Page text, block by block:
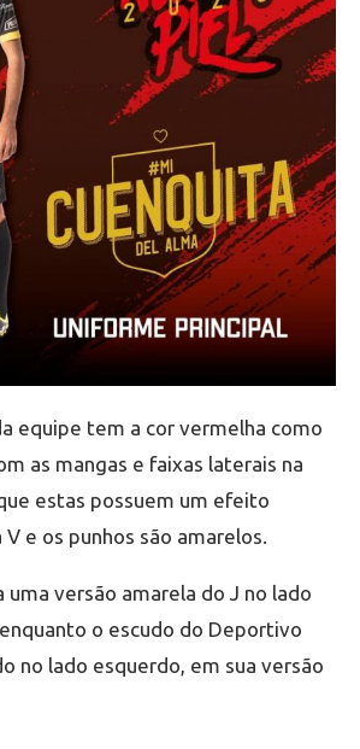
equipe tem a cor vermelha como
as mangas e faixas laterais na
estas possuem um efeito
e os punhos são amarelos.
uma versão amarela do J no lado
o escudo do Deportivo
no lado esquerdo, em sua versão